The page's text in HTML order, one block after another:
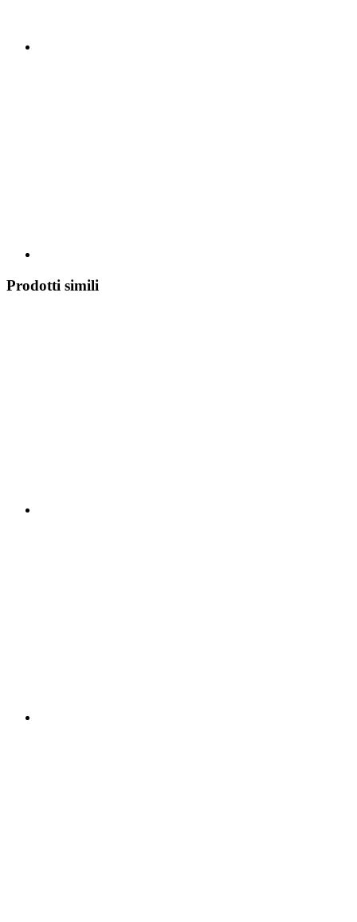
Prodotti simili